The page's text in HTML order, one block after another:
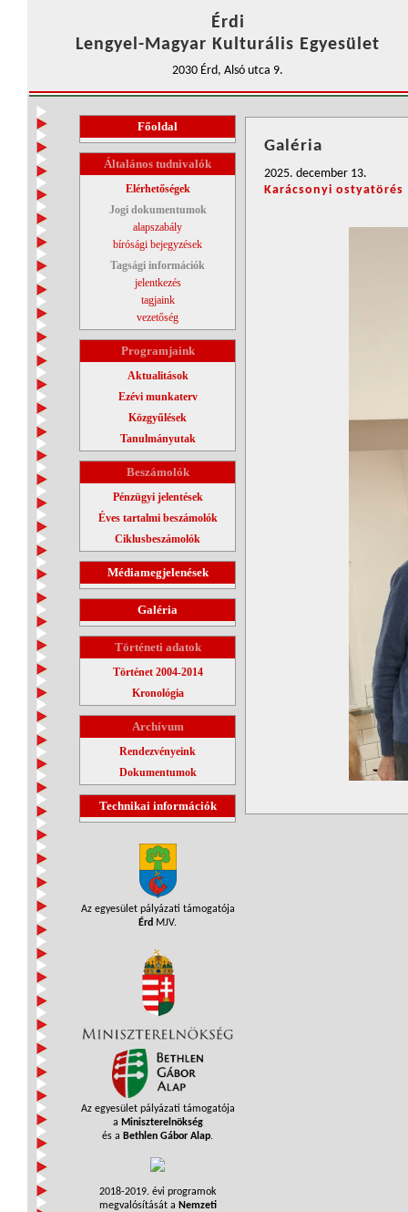
Érdi
Lengyel-Magyar Kulturális Egyesület
2030 Érd, Alsó utca 9.
Főoldal
Általános tudnivalók
Elérhetőségek
Jogi dokumentumok
alapszabály
bírósági bejegyzések
Tagsági információk
jelentkezés
tagjaink
vezetőség
Programjaink
Aktualitások
Ezévi munkaterv
Közgyűlések
Tanulmányutak
Beszámolók
Pénzügyi jelentések
Éves tartalmi beszámolók
Ciklusbeszámolók
Médiamegjelenések
Galéria
Történeti adatok
Történet 2004-2014
Kronológia
Archívum
Rendezvényeink
Dokumentumok
Technikai információk
Az egyesület pályázati támogatója
Érd MJV.
Az egyesület pályázati támogatója
a Miniszterelnökség
és a Bethlen Gábor Alap.
2018-2019. évi programok
megvalósítását a Nemzeti
Galéria
2025. december 13.
Karácsonyi ostyatörés